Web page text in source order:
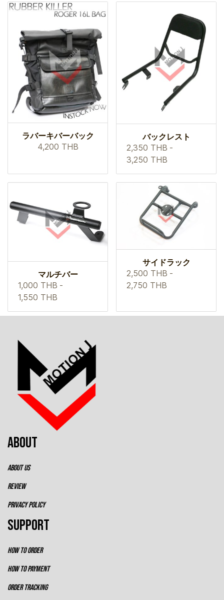
ラバーキバーバック
4,200 THB
バックレスト
2,350 THB -
3,250 THB
マルチバー
1,000 THB -
1,550 THB
サイドラック
2,500 THB -
2,750 THB
ABOUT
ABOUT US
REVIEW
PRIVACY POLICY
SUPPORT
HOW TO ORDER
HOW TO PAYMENT
ORDER TRACKING